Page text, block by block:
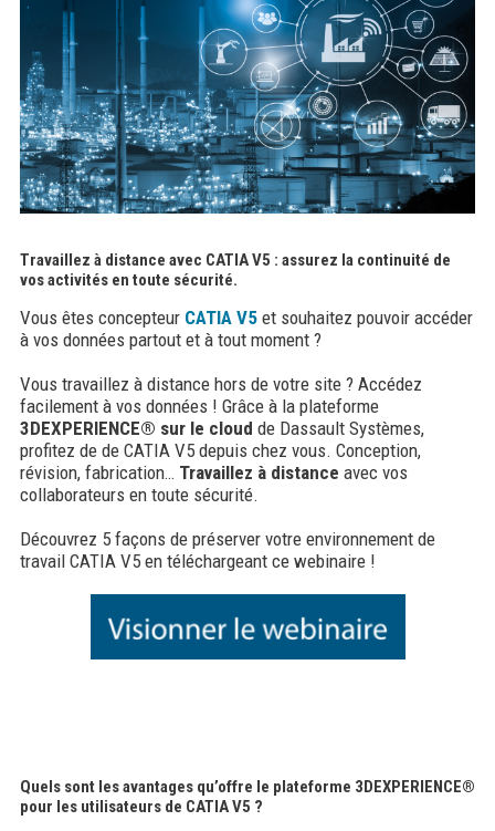
Travaillez à distance avec CATIA V5 : assurez la continuité de
vos activités en toute sécurité.
Vous êtes concepteur CATIA V5et souhaitez pouvoir accéder
à vos données partout et à tout moment ?
Vous travaillez à distance hors de votre site ? Accédez
facilement à vos données ! Grâce à la plateforme
3DEXPERIENCE® sur le cloud de Dassault Systèmes,
profitez de de CATIA V5 depuis chez vous. Conception,
révision, fabrication… Travaillez à distance avec vos
collaborateurs en toute sécurité.
Découvrez 5 façons de préserver votre environnement de
travail CATIA V5 en téléchargeant ce webinaire !
Quels sont les avantages qu’offre le plateforme 3DEXPERIENCE®
pour les utilisateurs de CATIA V5 ?